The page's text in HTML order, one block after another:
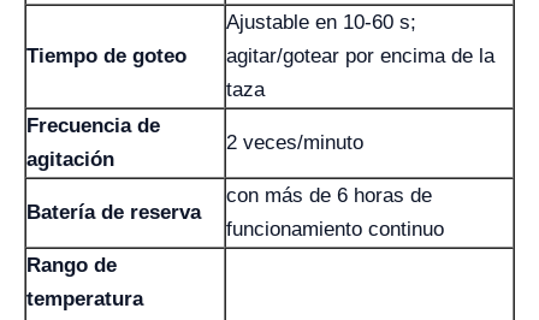
Tiempo de goteo
Ajustable en 10-60 s;
agitar/gotear por encima de la
taza
Frecuencia de
agitación
2 veces/minuto
Batería de reserva
con más de 6 horas de
funcionamiento continuo
Rango de
temperatura